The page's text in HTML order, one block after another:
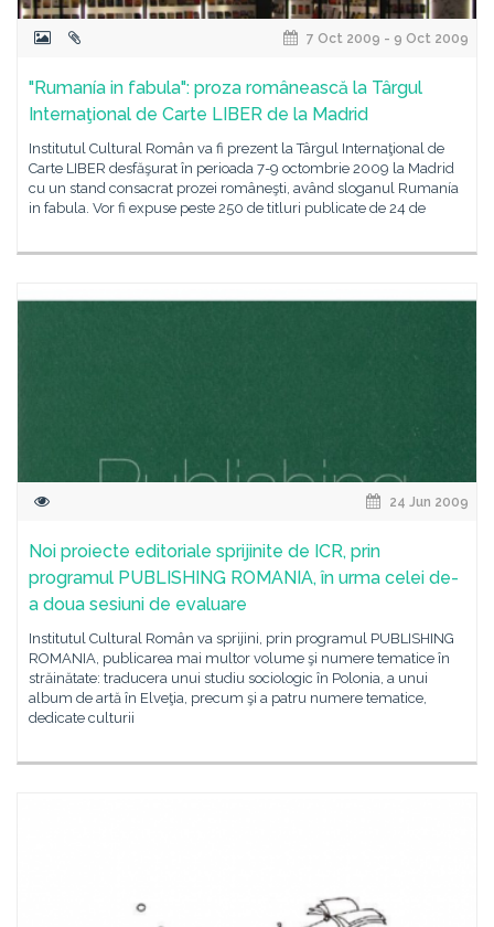
7 Oct 2009 - 9 Oct 2009
"Rumanía in fabula": proza românească la Târgul
Internaţional de Carte LIBER de la Madrid
Institutul Cultural Român va fi prezent la Târgul Internaţional de
Carte LIBER desfăşurat în perioada 7-9 octombrie 2009 la Madrid
cu un stand consacrat prozei româneşti, având sloganul Rumanía
in fabula. Vor fi expuse peste 250 de titluri publicate de 24 de
24 Jun 2009
Noi proiecte editoriale sprijinite de ICR, prin
programul PUBLISHING ROMANIA, în urma celei de-
a doua sesiuni de evaluare
Institutul Cultural Român va sprijini, prin programul PUBLISHING
ROMANIA, publicarea mai multor volume şi numere tematice în
străinătate: traducera unui studiu sociologic în Polonia, a unui
album de artă în Elveţia, precum şi a patru numere tematice,
dedicate culturii